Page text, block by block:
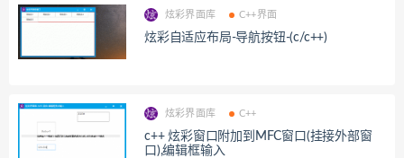
炫彩界面库 C++界面
炫彩自适应布局-导航按钮-(c/c++)
炫彩界面库 C++
c++ 炫彩窗口附加到MFC窗口(挂接外部窗
口),编辑框输入